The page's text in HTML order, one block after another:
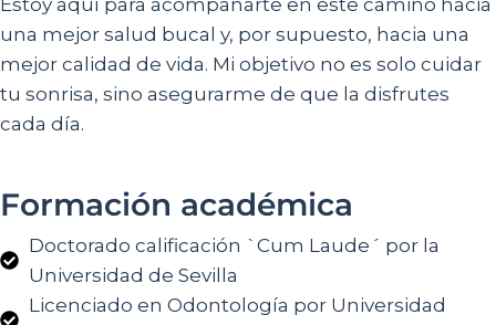
una mejor salud bucal y, por supuesto, hacia una
mejor calidad de vida. Mi objetivo no es solo cuidar
tu sonrisa, sino asegurarme de que la disfrutes
cada día.
Formación académica
Doctorado calificación `Cum Laude´ por la
Universidad de Sevilla
Licenciado en Odontología por Universidad